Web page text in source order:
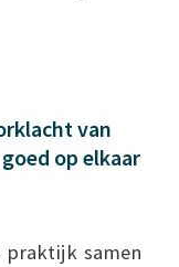
van
op elkaar
praktijk samen